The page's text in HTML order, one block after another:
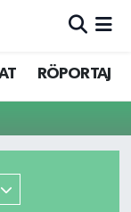
RÖPORTAJ